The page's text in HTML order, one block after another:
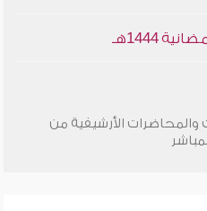
1444هـ
والمحاضرات الأرشيفية من